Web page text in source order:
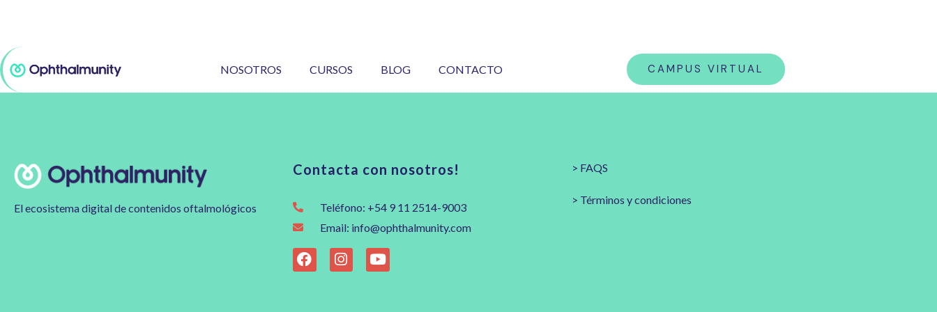
NOSOTROS CURSOS BLOG CONTACTO CAMPUS VIRTUAL
El ecosistema digital de contenidos oftalmológicos
Contacta con nosotros!
Teléfono: +54 9 11 2514-9003
Email: info@ophthalmunity.com
> FAQS
> Términos y condiciones